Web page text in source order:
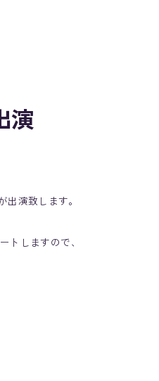
演
出演致します。
トしますので、